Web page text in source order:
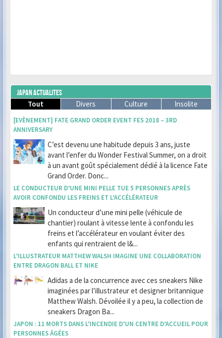
JAPAN ACTUALITES
Tout
Divers Culture Insolite
[EVÈNEMENT] FATE GRAND ORDER EVENT FES 2018 – 3RD
ANNIVERSARY
C’est devenu une habitude depuis 3 ans, juste
avant l’enfer du Wonder Festival Summer, on a droit
à un avant goût spécialement dédié à la licence Fate
Grand Order. Donc...
LE CONDUCTEUR D’UNE MINI PELLE TUE 5 PERSONNES APRÈS
AVOIR CONFONDU LES FREINS ET L’ACCÉLÉRATEUR
Un conducteur d’une mini pelle (véhicule de
chantier) roulant à vitesse lente à confondu les
freins et l’accélérateur en voulant éviter des
enfants qui rentraient de l&...
L’ILLUSTRATEUR MATTHEW WALSH IMAGINE UNE COLLABORATION
ENTRE DRAGON BALL ET NIKE
Adidas a de la concurrence avec ces sneakers Nike
imaginées par l’illustrateur et designer britannique
Matthew Walsh. Dévoilée il y a peu, la collection de
sneakers Dragon Ba...
JAPON : 11 MORTS DANS L’INCENDIE D’UN CENTRE D’ACCUEIL POUR
PERSONNES ÂGÉES